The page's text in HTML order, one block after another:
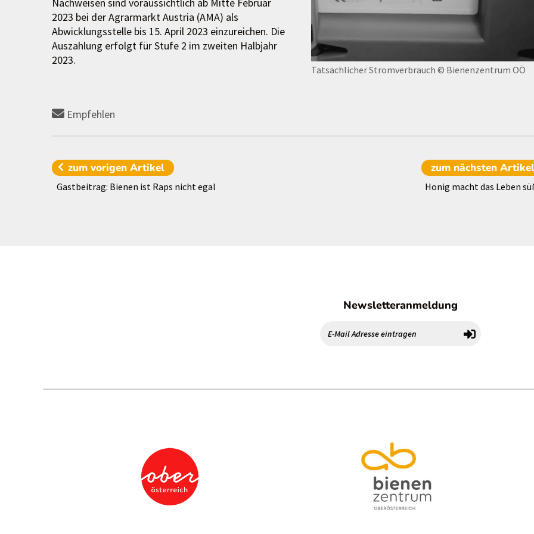
Tatsächlicher Stromverbrauch © Bienenzentrum OÖ
Nachweisen sind voraussichtlich ab Mitte Februar
2023 bei der Agrarmarkt Austria (AMA) als
Abwicklungsstelle bis 15. April 2023 einzureichen. Die
Auszahlung erfolgt für Stufe 2 im zweiten Halbjahr
2023.
Empfehlen
zum vorigenArtikel
Gastbeitrag: Bienen ist Raps nicht egal
zum nächsten Artikel
Honig macht das Leben
Newsletteranmeldung